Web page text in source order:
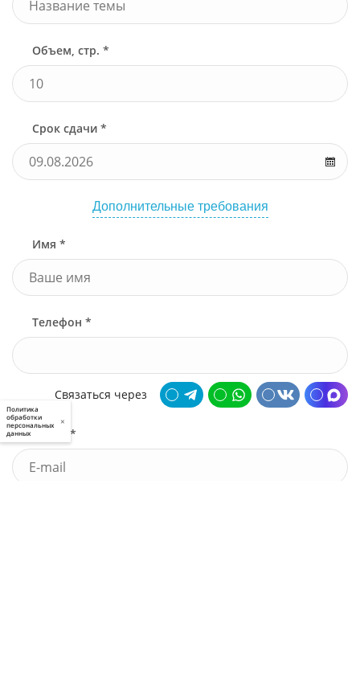
Объем, стр. *
Срок сдачи *
Дополнительные требования
Имя *
Телефон *
Связаться через
Почта *
Политика
обработки
персональных
данных
×